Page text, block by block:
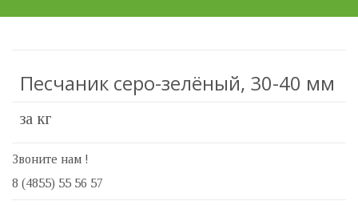
Песчаник серо-зелёный, 30-40 мм
за кг
Звоните нам !
8 (4855) 55 56 57